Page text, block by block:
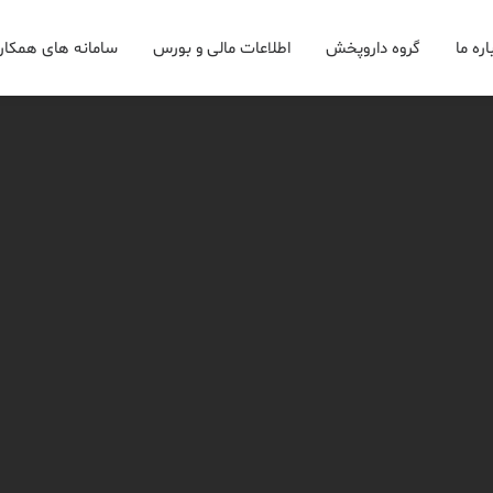
ما گروه داروپخش اطلاعات مالی و بورس سامانه های